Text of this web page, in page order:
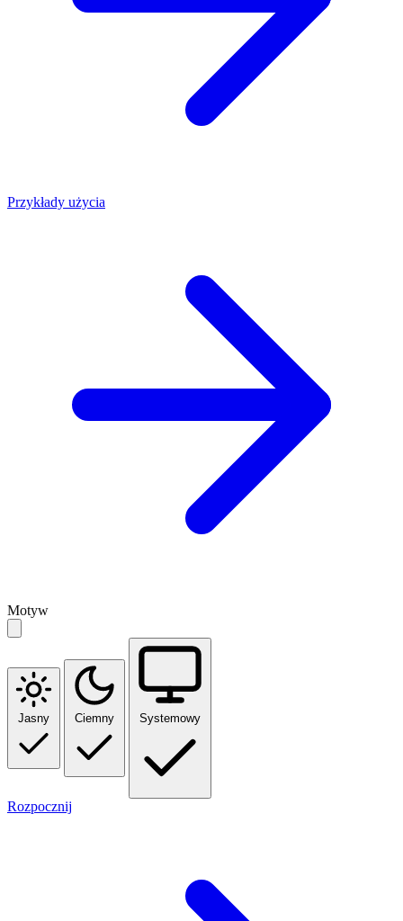
Przykłady użycia
Motyw
Jasny Ciemny Systemowy
Rozpocznij